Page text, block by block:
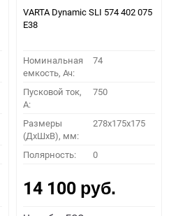
VARTA Dynamic SLI 574 402 075
E38
Номинальная
емкость, Ач:
74
Пусковой ток,
A:
750
Размеры
(ДхШхВ), мм:
278x175x175
Полярность: 0
14 100 руб.